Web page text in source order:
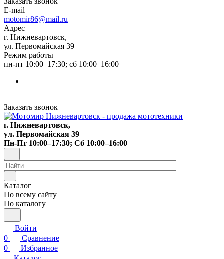
E-mail
motomir86@mail.ru
Адрес
г. Нижневартовск,
ул. Первомайская 39
Режим работы
пн-пт 10:00–17:30; сб 10:00–16:00
Заказать звонок
г. Нижневартовск,
ул. Первомайская 39
Пн-Пт 10:00–17:30; Сб 10:00–16:00
Каталог
По всему сайту
По каталогу
Войти
0
Сравнение
0
Избранное